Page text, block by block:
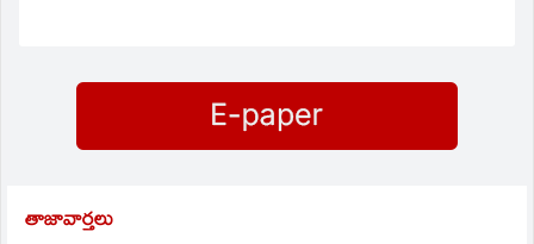
తాజావార్తలు